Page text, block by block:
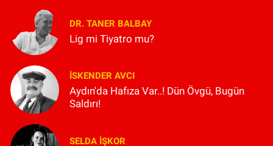
DR. TANER BALBAY
Lig mi Tiyatro mu?
İSKENDER AVCI
Aydın'da Hafıza Var..! Dün Övgü, Bugün
Saldırı!
SELDA İŞKOR